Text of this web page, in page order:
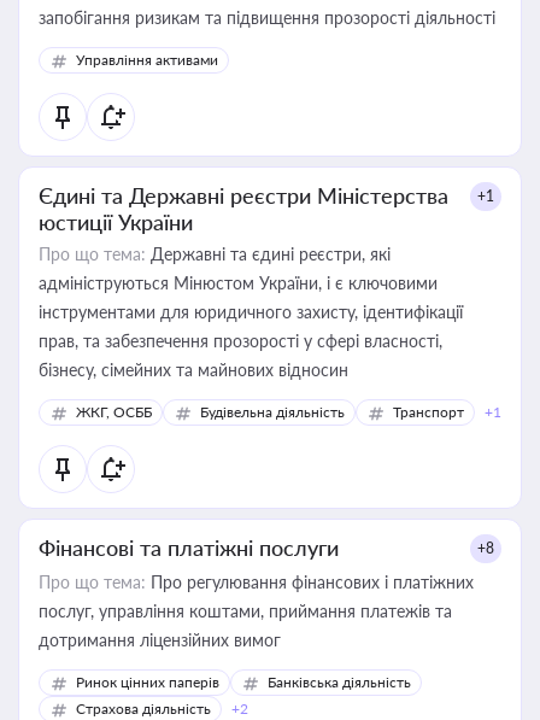
запобігання ризикам та підвищення прозорості діяльності
Управління активами
Єдині та Державні реєстри Міністерства
юстиції України
+1
Про що тема: Державні та єдині реєстри, які
адмініструються Мінюстом України, і є ключовими
інструментами для юридичного захисту, ідентифікації
прав, та забезпечення прозорості у сфері власності,
бізнесу, сімейних та майнових відносин
ЖКГ, ОСББ Будівельна діяльність Транспорт +1
Фінансові та платіжні послуги +8
Про що тема: Про регулювання фінансових і платіжних
послуг, управління коштами, приймання платежів та
дотримання ліцензійних вимог
Ринок цінних паперів
Банківська діяльність
Страхова діяльність
+2